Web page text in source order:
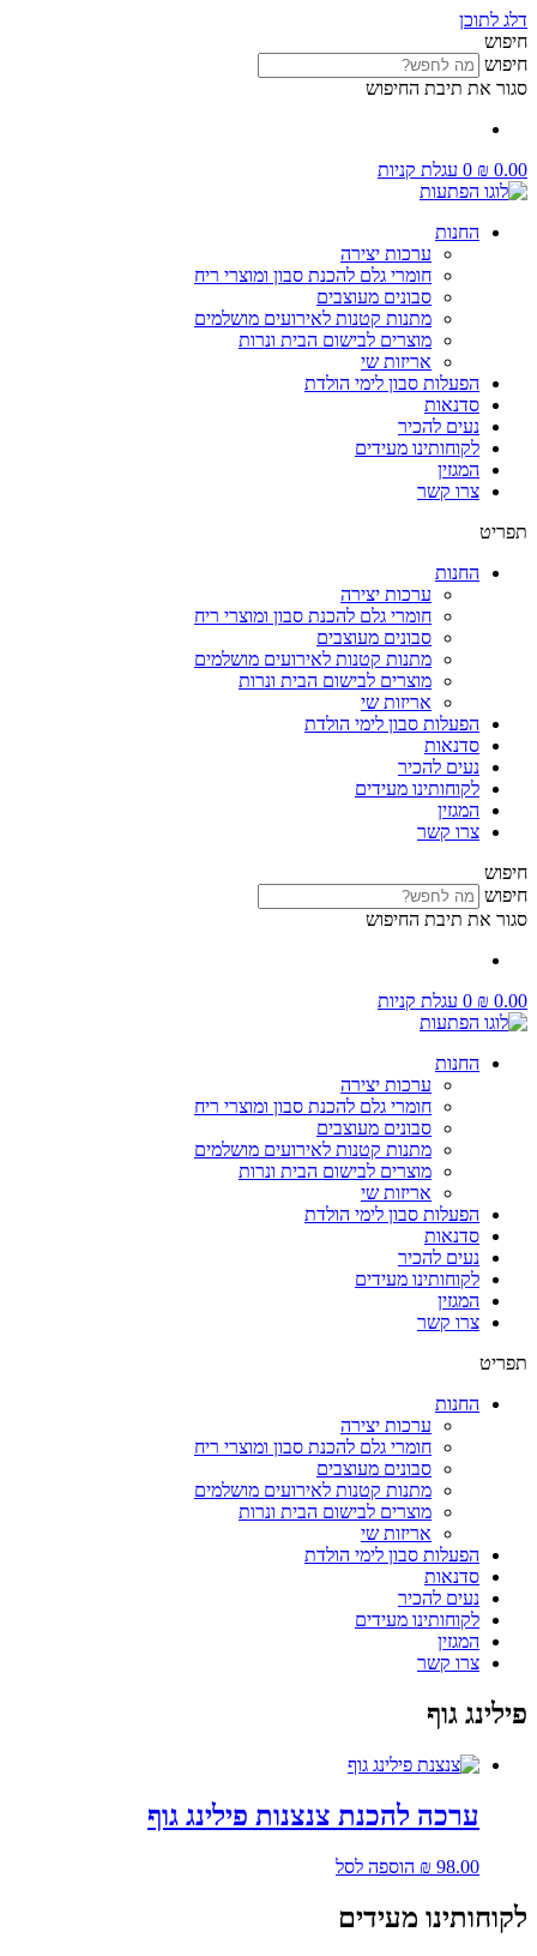
דלג לתוכן
חיפוש
חיפוש
סגור את תיבת החיפוש
₪ 0.00
0 עגלת קניות
החנות
ערכות יצירה
חומרי גלם להכנת סבון ומוצרי ריח
סבונים מעוצבים
מתנות קטנות לאירועים מושלמים
מוצרים לבישום הבית ונרות
אריזות שי
הפעלות סבון לימי הולדת
סדנאות
נעים להכיר
לקוחותינו מעידים
המגזין
צרו קשר
תפריט
החנות
ערכות יצירה
חומרי גלם להכנת סבון ומוצרי ריח
סבונים מעוצבים
מתנות קטנות לאירועים מושלמים
מוצרים לבישום הבית ונרות
אריזות שי
הפעלות סבון לימי הולדת
סדנאות
נעים להכיר
לקוחותינו מעידים
המגזין
צרו קשר
חיפוש
חיפוש
סגור את תיבת החיפוש
₪ 0.00
0 עגלת קניות
החנות
ערכות יצירה
חומרי גלם להכנת סבון ומוצרי ריח
סבונים מעוצבים
מתנות קטנות לאירועים מושלמים
מוצרים לבישום הבית ונרות
אריזות שי
הפעלות סבון לימי הולדת
סדנאות
נעים להכיר
לקוחותינו מעידים
המגזין
צרו קשר
תפריט
החנות
ערכות יצירה
חומרי גלם להכנת סבון ומוצרי ריח
סבונים מעוצבים
מתנות קטנות לאירועים מושלמים
מוצרים לבישום הבית ונרות
אריזות שי
הפעלות סבון לימי הולדת
סדנאות
נעים להכיר
לקוחותינו מעידים
המגזין
צרו קשר
פילינג גוף
ערכה להכנת צנצנות פילינג גוף
₪ 98.00 הוספה לסל
לקוחותינו מעידים